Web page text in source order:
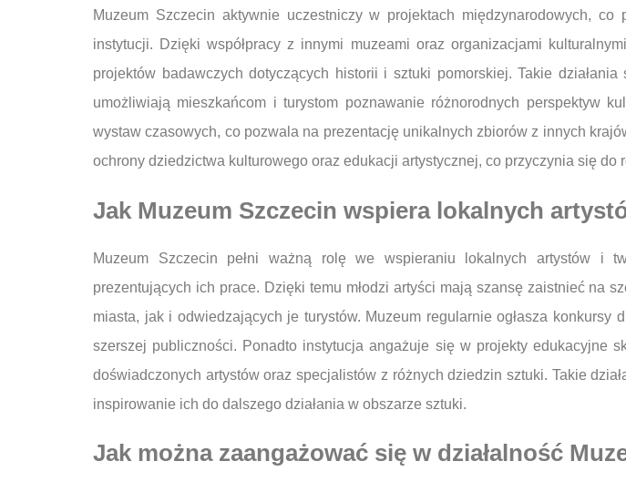
Muzeum Szczecin aktywnie uczestniczy w projektach międzynarodowych,
instytucji. Dzięki współpracy z innymi muzeami oraz organizacjami
projektów badawczych dotyczących historii i sztuki pomorskiej. Takie
umożliwiają mieszkańcom i turystom poznawanie różnorodnych perspektyw
wystaw czasowych, co pozwala na prezentację unikalnych zbiorów z innych
ochrony dziedzictwa kulturowego oraz edukacji artystycznej, co przyczynia się
Jak Muzeum Szczecin wspiera lokalnych
Muzeum Szczecin pełni ważną rolę we wspieraniu lokalnych artystów i
prezentujących ich prace. Dzięki temu młodzi artyści mają szansę zaistnieć na
miasta, jak i odwiedzających je turystów. Muzeum regularnie ogłasza
szerszej publiczności. Ponadto instytucja angażuje się w projekty edukacyjne
doświadczonych artystów oraz specjalistów z różnych dziedzin sztuki. Takie
inspirowanie ich do dalszego działania w obszarze sztuki.
Jak można zaangażować się w działalność